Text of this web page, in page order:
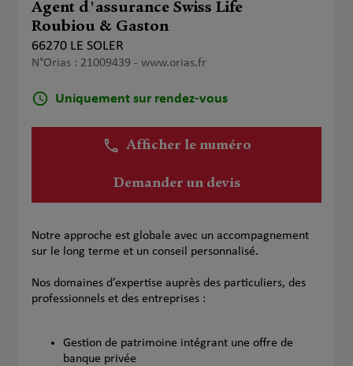
Agent d'assurance Swiss Life
Roubiou & Gaston
66270 LE SOLER
N°Orias : 21009439 - www.orias.fr
Uniquement sur rendez-vous
Afficher le numéro
Demander un devis
Notre approche est globale avec un accompagnement
sur le long terme et un conseil personnalisé.
Nos domaines d’expertise auprès des particuliers, des
professionnels et des entreprises :
Gestion de patrimoine intégrant une offre de
banque privée